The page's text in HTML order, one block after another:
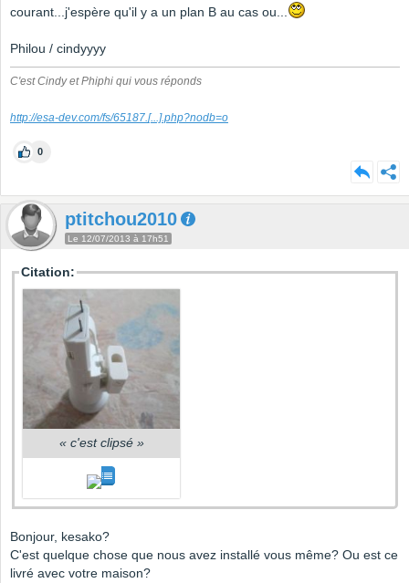
courant...j'espère qu'il y a un plan B au cas ou...
Philou / cindyyyy
C'est Cindy et Phiphi qui vous réponds
http://esa-dev.com/fs/65187.[...].php?nodb=o
0
ptitchou2010
Le 12/07/2013 à 17h51
Citation:
« c'est clipsé»
Bonjour, kesako?
C'est quelque chose que nous avez installé vous même? Ou est ce
livré avec votre maison?